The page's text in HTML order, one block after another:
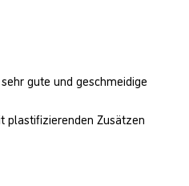
gute und geschmeidige
plastifizierenden Zusätzen